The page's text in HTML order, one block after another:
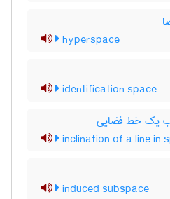
hyperspace
identification space
یک خط فضایی
inclination of a line in
induced subspace